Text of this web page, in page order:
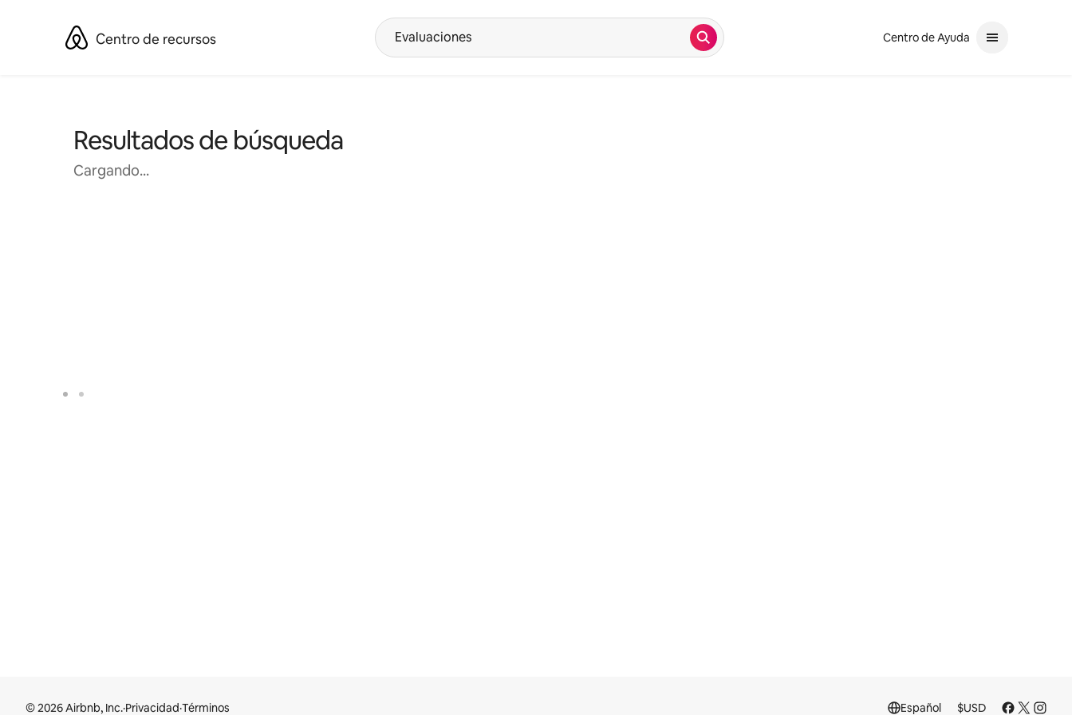
Centro de recursos Buscar Centro de Ayuda
Resultados de búsqueda
Cargando...
© 2026 Airbnb, Inc.·Privacidad·Términos Español $USD